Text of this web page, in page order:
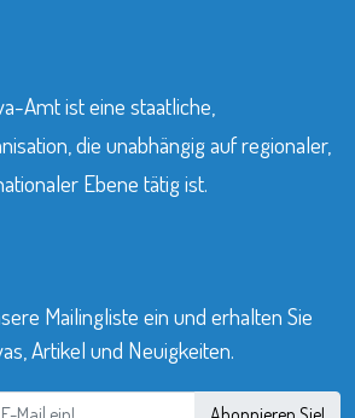
Amt ist eine staatliche,
die unabhängig auf regionaler,
Ebene tätig ist.
Mailingliste ein und erhalten Sie
Artikel und Neuigkeiten.